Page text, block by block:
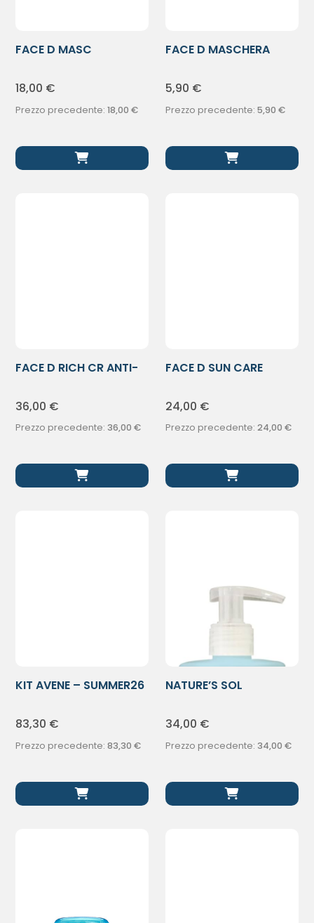
FACE D MASC
18,00 €
Prezzo precedente:18,00 €
FACE D MASCHERA
5,90 €
Prezzo precedente: 5,90 €
FACE D RICH CR ANTI-
36,00 €
Prezzo precedente: 36,00 €
FACE D SUN CARE
24,00 €
Prezzo precedente: 24,00 €
KIT AVENE – SUMMER26
83,30 €
Prezzo precedente:83,30 €
NATURE’S SOL
34,00 €
Prezzo precedente: 34,00 €